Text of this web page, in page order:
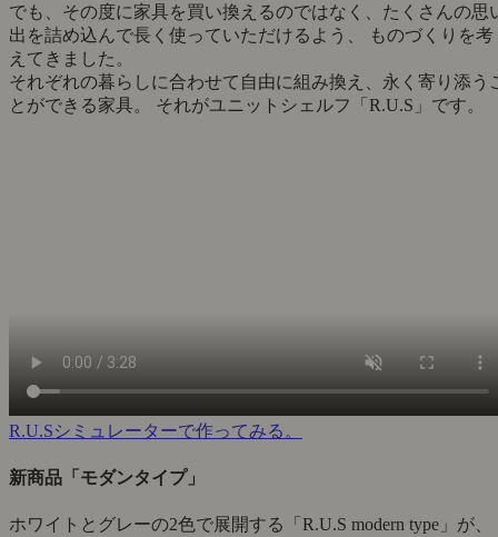
でも、その度に家具を買い換えるのではなく、たくさんの思
出を詰め込んで長く使っていただけるよう、 ものづくりを考
えてきました。
それぞれの暮らしに合わせて自由に組み換え、永く寄り添う
とができる家具。 それがユニットシェルフ「R.U.S」です。
R.U.Sシミュレーターで作ってみる。
新商品「モダンタイプ」
ホワイトとグレーの2色で展開する「R.U.S modern type」が、